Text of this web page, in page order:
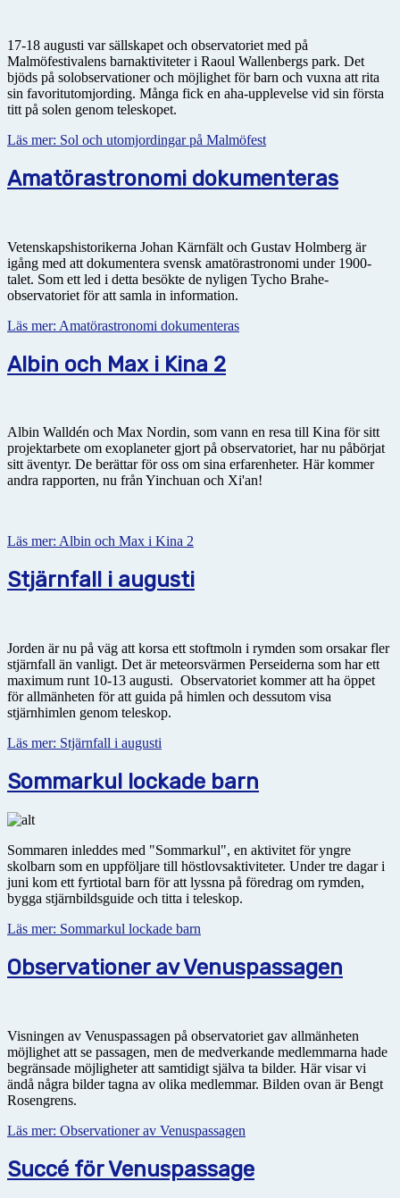
17-18 augusti var sällskapet och observatoriet med på
Malmöfestivalens barnaktiviteter i Raoul Wallenbergs park. Det
bjöds på solobservationer och möjlighet för barn och vuxna att rita
sin favoritutomjording. Många fick en aha-upplevelse vid sin första
titt på solen genom teleskopet.
Läs mer: Sol och utomjordingar på Malmöfest
Amatörastronomi dokumenteras
Vetenskapshistorikerna Johan Kärnfält och Gustav Holmberg är
igång med att dokumentera svensk amatörastronomi under 1900-
talet. Som ett led i detta besökte de nyligen Tycho Brahe-
observatoriet för att samla in information.
Läs mer: Amatörastronomi dokumenteras
Albin och Max i Kina 2
Albin Walldén och Max Nordin, som vann en resa till Kina för sitt
projektarbete om exoplaneter gjort på observatoriet, har nu påbörjat
sitt äventyr. De berättar för oss om sina erfarenheter. Här kommer
andra rapporten, nu från Yinchuan och Xi'an!
Läs mer: Albin och Max i Kina 2
Stjärnfall i augusti
Jorden är nu på väg att korsa ett stoftmoln i rymden som orsakar fler
stjärnfall än vanligt. Det är meteorsvärmen Perseiderna som har ett
maximum runt 10-13 augusti. Observatoriet kommer att ha öppet
för allmänheten för att guida på himlen och dessutom visa
stjärnhimlen genom teleskop.
Läs mer: Stjärnfall i augusti
Sommarkul lockade barn
Sommaren inleddes med "Sommarkul", en aktivitet för yngre
skolbarn som en uppföljare till höstlovsaktiviteter. Under tre dagar i
juni kom ett fyrtiotal barn för att lyssna på föredrag om rymden,
bygga stjärnbildsguide och titta i teleskop.
Läs mer: Sommarkul lockade barn
Observationer av Venuspassagen
Visningen av Venuspassagen på observatoriet gav allmänheten
möjlighet att se passagen, men de medverkande medlemmarna hade
begränsade möjligheter att samtidigt själva ta bilder. Här visar vi
ändå några bilder tagna av olika medlemmar. Bilden ovan är Bengt
Rosengrens.
Läs mer: Observationer av Venuspassagen
Succé för Venuspassage